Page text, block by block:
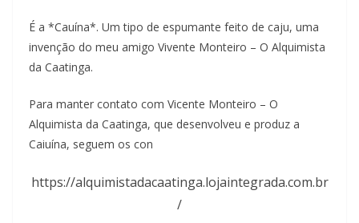
É a *Cauína*. Um tipo de espumante feito de caju, uma
invenção do meu amigo Vivente Monteiro – O Alquimista
da Caatinga.
Para manter contato com Vicente Monteiro – O
Alquimista da Caatinga, que desenvolveu e produz a
Caiuína, seguem os con
https://alquimistadacaatinga.lojaintegrada.com.br
/